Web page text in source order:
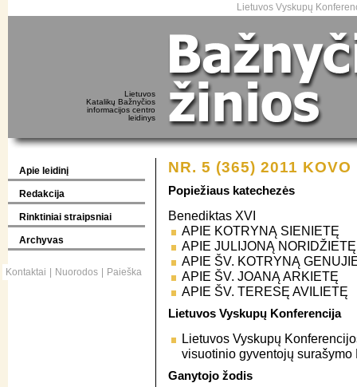
Lietuvos Vyskupų
Lietuvos
Katalikų Bažnyčios
informacijos centro
leidinys
Apie leidinį
Redakcija
Rinktiniai straipsniai
Archyvas
Kontaktai Nuorodos Paieška
NR. 5 (365) 2011 KOVO
Popiežiaus katechezės
Benediktas XVI
APIE KOTRYNĄ SIENIETĘ
APIE JULIJONĄ NORIDŽIETĘ
APIE ŠV. KOTRYNĄ
APIE ŠV. JOANĄ ARKIETĘ
APIE ŠV. TERESĘ AVILIETĘ
Lietuvos Vyskupų Konferencija
Lietuvos Vyskupų
visuotinio gyventojų surašymo
Ganytojo žodis